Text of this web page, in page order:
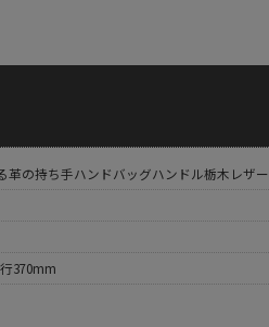
革の持ち手ハンドバッグハンドル栃木レザー
370mm